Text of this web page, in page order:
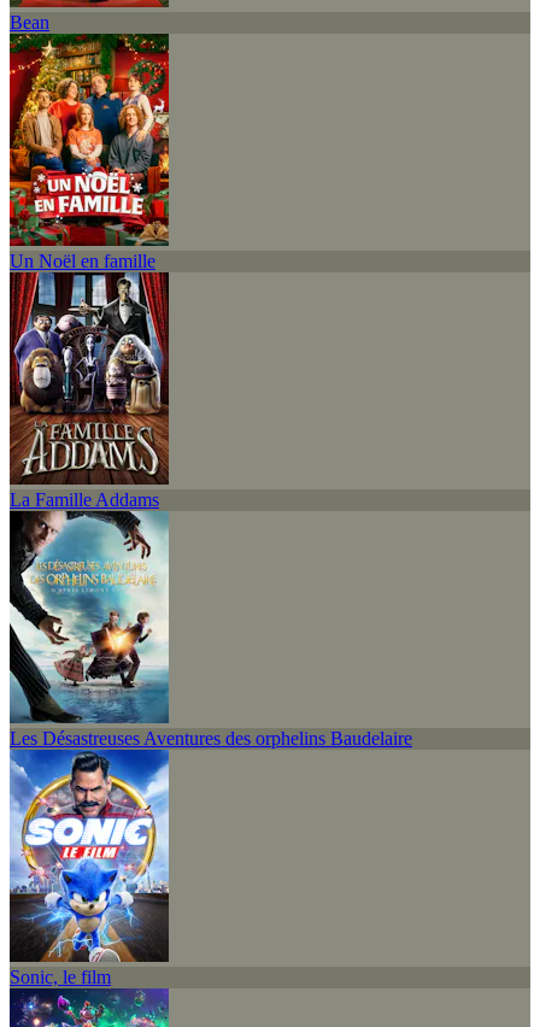
Bean
Un Noël en famille
La Famille Addams
Les Désastreuses Aventures des orphelins Baudelaire
Sonic, le film